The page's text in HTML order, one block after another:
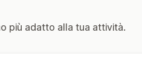
più adatto alla tua attività.